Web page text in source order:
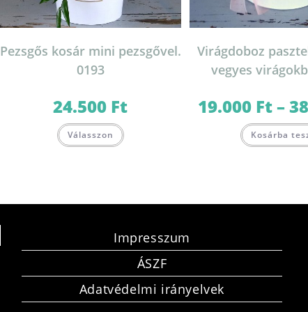
Pezsgős kosár mini pezsgővel.
0193
24.500 Ft
Válasszon
Virágdoboz
vegyes
19.000 Ft–
Kosárba
Impresszum
ÁSZF
Adatvédelmi irányelvek